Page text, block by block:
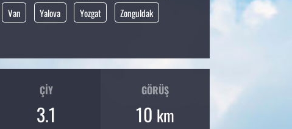
Van Yalova Yozgat Zonguldak
ÇIY
3.1
GÖRÜŞ
10 km